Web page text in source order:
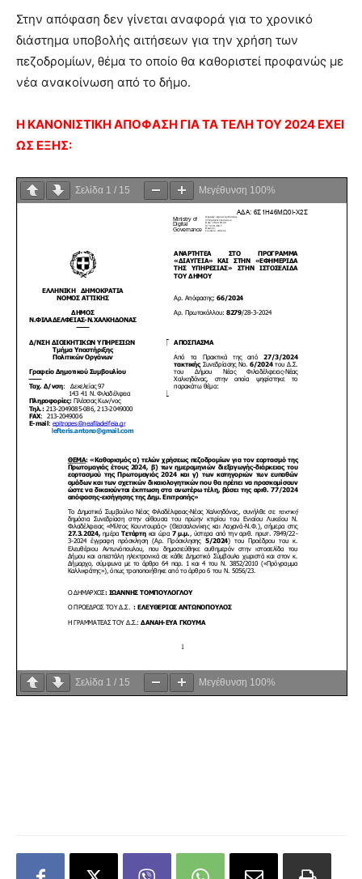
Στην απόφαση δεν γίνεται αναφορά για το χρονικό
διάστημα υποβολής αιτήσεων για την χρήση των
πεζοδρομίων, θέμα το οποίο θα καθοριστεί προφανώς με
νέα ανακοίνωση από το δήμο.
Η ΚΑΝΟΝΙΣΤΙΚΗ ΑΠΟΦΑΣΗ ΓΙΑ ΤΑ ΤΕΛΗ ΤΟΥ 2024 ΕΧΕΙ
ΩΣ ΕΞΗΣ:
Σελίδα 1 / 15 Μεγέθυνση 100%
Σελίδα 1 / 15 Μεγέθυνση 100%